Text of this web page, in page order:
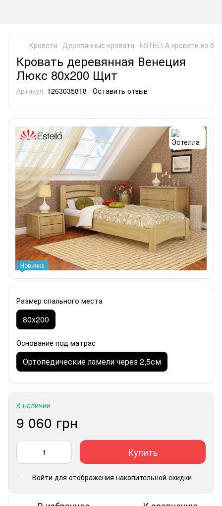
Кровати Деревянные кровати ESTELLA кровати из
Кровать деревянная Венеция
Люкс 80х200 Щит
Артикул: 1263035818 Оставить отзыв
Новинка
Размер спального места
80x200
Основание под матрас
Ортопедические ламели через 2,5см
В наличии
9 060 грн
Купить
Войти для отображения накопительной скидки